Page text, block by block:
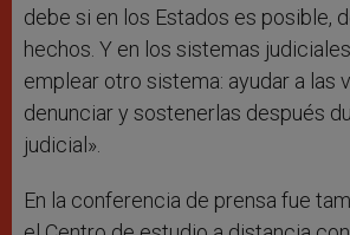
debe si en los Estados es posible,
hechos. Y en los sistemas
emplear otro sistema: ayudar a las
denunciar y sostenerlas después
judicial».
En la conferencia de prensa fue